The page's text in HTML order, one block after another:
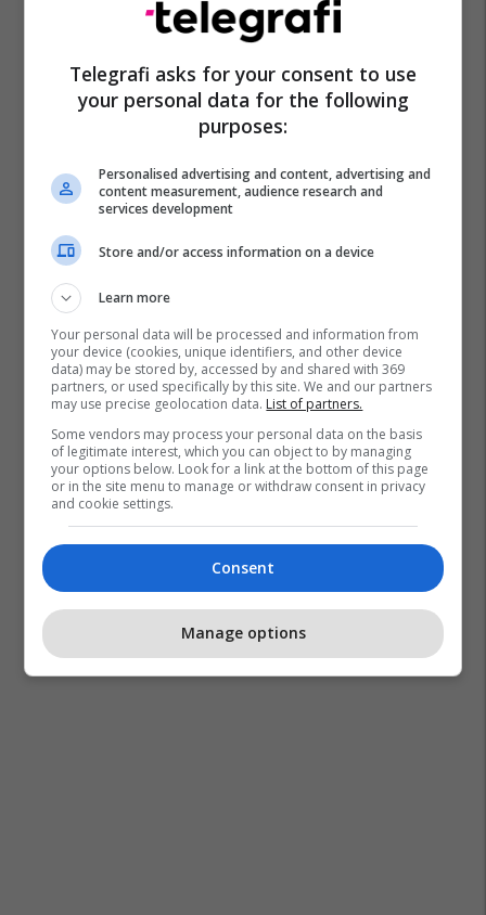
Telegrafi asks for your consent to use
your personal data for the following
purposes:
Personalised advertising and content, advertising and
content measurement, audience research and
services development
Store and/or access information on a device
Learn more
Your personal data will be processed and information from
your device (cookies, unique identifiers, and other device
data) may be stored by, accessed by and shared with 369
partners, or used specifically by this site. We and our partners
may use precise geolocation data. List of partners.
Some vendors may process your personal data on the basis
of legitimate interest, which you can object to by managing
your options below. Look for a link at the bottom of this page
or in the site menu to manage or withdraw consent in privacy
and cookie settings.
Consent
Manage options